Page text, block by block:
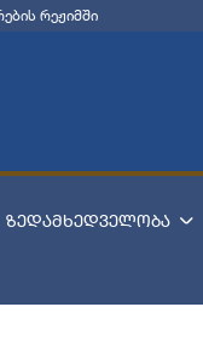
რეჟიმში
ზედამხედველობა